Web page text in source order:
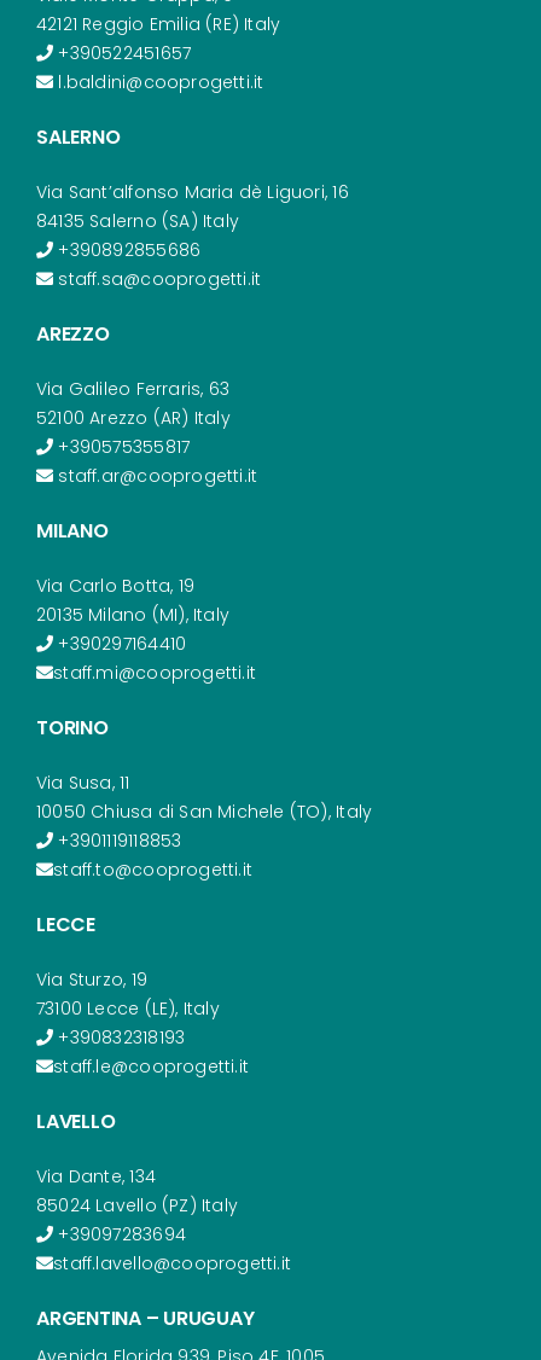
42121 Reggio Emilia (RE) Italy
+390522451657
l.baldini@cooprogetti.it
SALERNO
Via Sant’alfonso Maria dè Liguori, 16
84135 Salerno (SA) Italy
+390892855686
staff.sa@cooprogetti.it
AREZZO
Via Galileo Ferraris, 63
52100 Arezzo (AR) Italy
+390575355817
staff.ar@cooprogetti.it
MILANO
Via Carlo Botta, 19
20135 Milano (MI), Italy
+390297164410
staff.mi@cooprogetti.it
TORINO
Via Susa, 11
10050 Chiusa di San Michele (TO), Italy
+3901119118853
staff.to@cooprogetti.it
LECCE
Via Sturzo, 19
73100 Lecce (LE), Italy
+390832318193
staff.le@cooprogetti.it
LAVELLO
Via Dante, 134
85024 Lavello (PZ) Italy
+39097283694
staff.lavello@cooprogetti.it
ARGENTINA – URUGUAY